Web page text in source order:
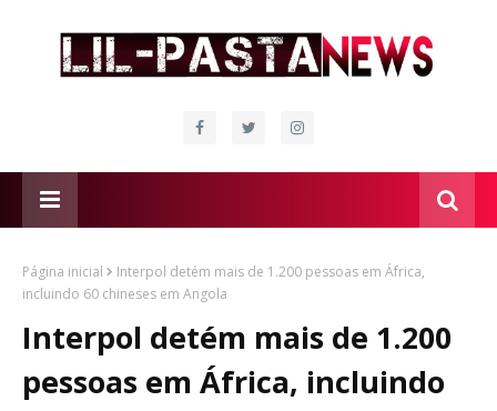
Página inicial
Interpol detém mais de 1.200 pessoas em África,
incluindo 60 chineses em Angola
Interpol detém mais de 1.200
pessoas em África, incluindo